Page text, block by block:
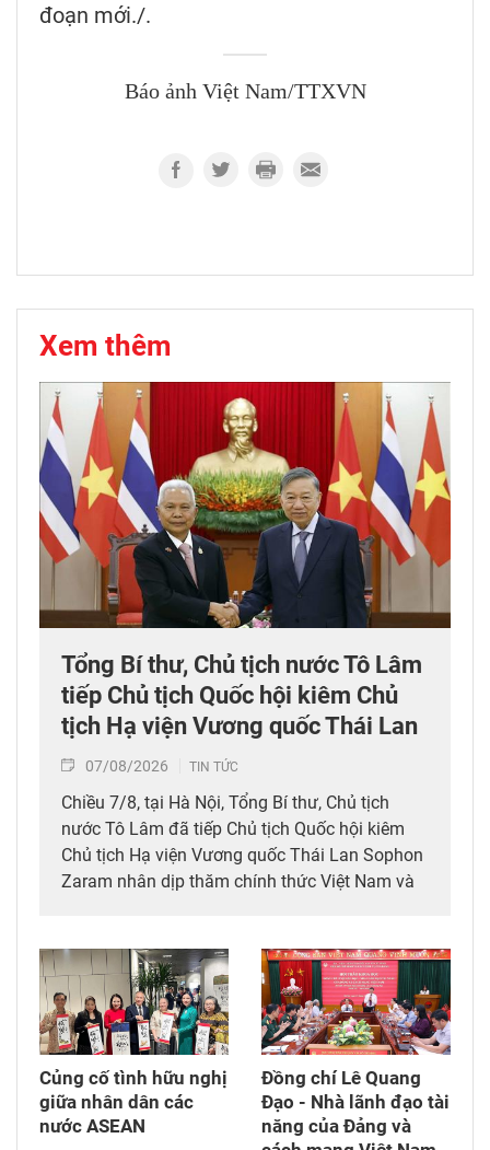
đoạn mới./.
Báo ảnh Việt Nam/TTXVN
Xem thêm
Tổng Bí thư, Chủ tịch nước Tô Lâm
tiếp Chủ tịch Quốc hội kiêm Chủ
tịch Hạ viện Vương quốc Thái Lan
07/08/2026 TIN TỨC
Chiều 7/8, tại Hà Nội, Tổng Bí thư, Chủ tịch
nước Tô Lâm đã tiếp Chủ tịch Quốc hội kiêm
Chủ tịch Hạ viện Vương quốc Thái Lan Sophon
Zaram nhân dịp thăm chính thức Việt Nam và
(6/8/1976 – 6/8/2026).
Củng cố tình hữu nghị
giữa nhân dân các
nước ASEAN
Đồng chí Lê Quang
Đạo - Nhà lãnh đạo tài
năng của Đảng và